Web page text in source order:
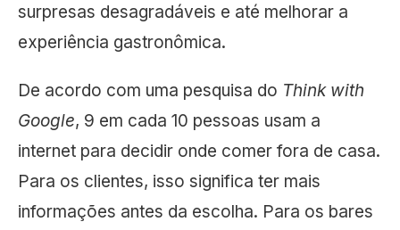
surpresas desagradáveis e até melhorar a
experiência gastronômica.
De acordo com uma pesquisa do Think with
Google, 9 em cada 10 pessoas usam a
internet para decidir onde comer fora de casa.
Para os clientes, isso significa ter mais
informações antes da escolha. Para os bares